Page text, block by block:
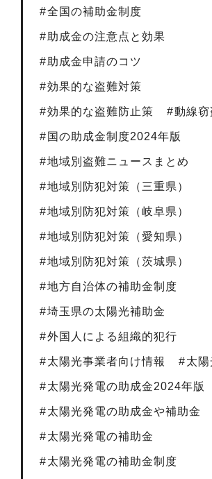
全国の補助金制度
助成金の注意点と効果
助成金申請のコツ
効果的な盗難対策
効果的な盗難防止策 動線窃
国の助成金制度2024年版
地域別盗難ニュースまとめ
地域別防犯対策（三重県）
地域別防犯対策（岐阜県）
地域別防犯対策（愛知県）
地域別防犯対策（茨城県）
地方自治体の補助金制度
埼玉県の太陽光補助金
外国人による組織的犯行
太陽光事業者向け情報 太
太陽光発電の助成金2024年版
太陽光発電の助成金や補助金
太陽光発電の補助金
太陽光発電の補助金制度